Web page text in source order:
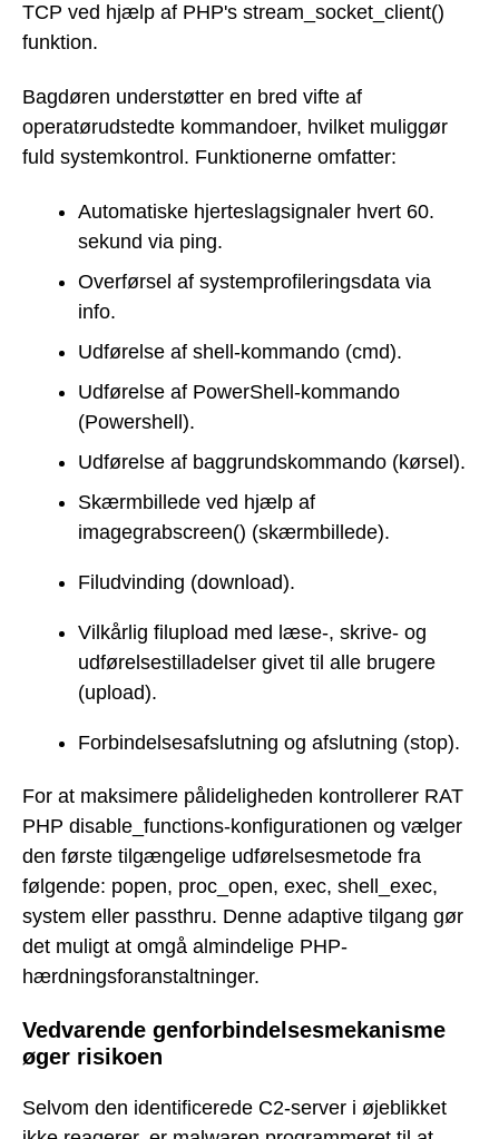
TCP ved hjælp af PHP's stream_socket_client()
funktion.
Bagdøren understøtter en bred vifte af
operatørudstedte kommandoer, hvilket muliggør
fuld systemkontrol. Funktionerne omfatter:
Automatiske hjerteslagsignaler hvert 60.
sekund via ping.
Overførsel af systemprofileringsdata via
info.
Udførelse af shell-kommando (cmd).
Udførelse af PowerShell-kommando
(Powershell).
Udførelse af baggrundskommando (kørsel).
Skærmbillede ved hjælp af
imagegrabscreen() (skærmbillede).
Filudvinding (download).
Vilkårlig filupload med læse-, skrive- og
udførelsestilladelser givet til alle brugere
(upload).
Forbindelsesafslutning og afslutning (stop).
For at maksimere pålideligheden kontrollerer RAT
PHP disable_functions-konfigurationen og vælger
den første tilgængelige udførelsesmetode fra
følgende: popen, proc_open, exec, shell_exec,
system eller passthru. Denne adaptive tilgang gør
det muligt at omgå almindelige PHP-
hærdningsforanstaltninger.
Vedvarende genforbindelsesmekanisme
øger risikoen
Selvom den identificerede C2-server i øjeblikket